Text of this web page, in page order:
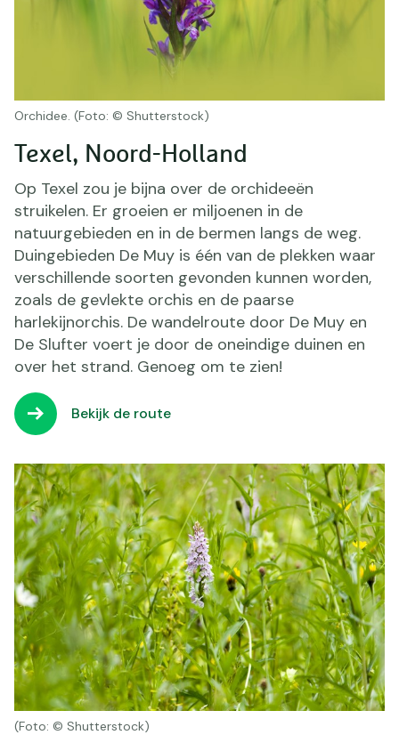
Orchidee. (Foto: © Shutterstock)
Texel, Noord-Holland
Op Texel zou je bijna over de orchideeën
struikelen. Er groeien er miljoenen in de
natuurgebieden en in de bermen langs de weg.
Duingebieden De Muy is één van de plekken waar
verschillende soorten gevonden kunnen worden,
zoals de gevlekte orchis en de paarse
harlekijnorchis. De wandelroute door De Muy en
De Slufter voert je door de oneindige duinen en
over het strand. Genoeg om te zien!
Bekijk de route
(Foto: © Shutterstock)